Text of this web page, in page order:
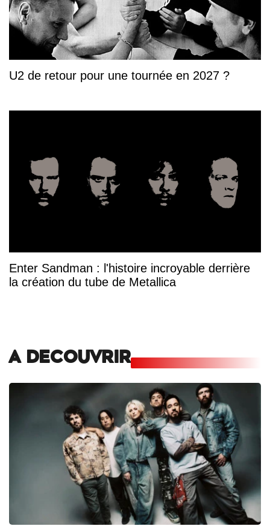
U2 de retour pour une tournée en 2027 ?
Enter Sandman : l'histoire incroyable derrière
la création du tube de Metallica
A DECOUVRIR